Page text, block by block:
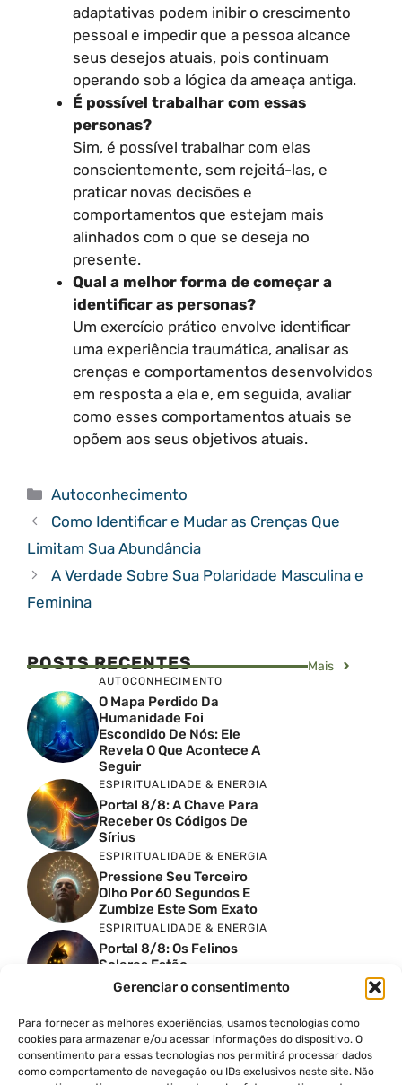
Gerenciar o consentimento
Para fornecer as melhores experiências, usamos tecnologias como
cookies para armazenar e/ou acessar informações do dispositivo. O
consentimento para essas tecnologias nos permitirá processar dados
como comportamento de navegação ou IDs exclusivos neste site. Não
adaptativas podem inibir o crescimento
pessoal e impedir que a pessoa alcance
seus desejos atuais, pois continuam
operando sob a lógica da ameaça antiga.
É possível trabalhar com essas
personas?
Sim, é possível trabalhar com elas
conscientemente, sem rejeitá-las, e
praticar novas decisões e
comportamentos que estejam mais
alinhados com o que se deseja no
presente.
Qual a melhor forma de começar a
identificar as personas?
Um exercício prático envolve identificar
uma experiência traumática, analisar as
crenças e comportamentos desenvolvidos
em resposta a ela e, em seguida, avaliar
como esses comportamentos atuais se
opõem aos seus objetivos atuais.
Categorias
Autoconhecimento
Como Identificar e Mudar as Crenças Que
Limitam Sua Abundância
A Verdade Sobre Sua Polaridade Masculina e
Feminina
POSTS RECENTES Mais
AUTOCONHECIMENTO
O Mapa Perdido Da
Humanidade Foi
Escondido De Nós: Ele
Revela O Que Acontece A
Seguir
ESPIRITUALIDADE & ENERGIA
Portal 8/8: A Chave Para
Receber Os Códigos De
Sírius
ESPIRITUALIDADE & ENERGIA
Pressione Seu Terceiro
Olho Por 60 Segundos E
Zumbize Este Som Exato
ESPIRITUALIDADE & ENERGIA
Portal 8/8: Os Felinos
Solares Estão
Despertando Antigas
Memórias
Urgente: Portal 8/8 Abre
Uma Nova Onda De
Despertar Em Massa